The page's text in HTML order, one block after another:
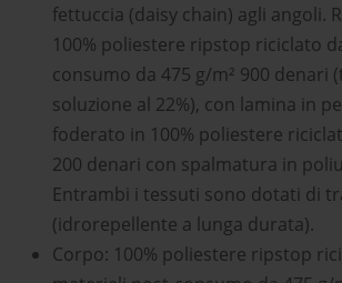
fettuccia (daisy chain) agli angoli.
100% poliestere ripstop riciclato
consumo da 475 g/m² 900 denari
soluzione al 22%), con lamina in
foderato in 100% poliestere
200 denari con spalmatura in
Entrambi i tessuti sono dotati di
(idrorepellente a lunga durata).
Corpo: 100% poliestere ripstop